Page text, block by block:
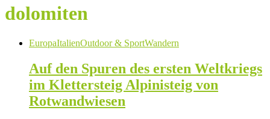
dolomiten
EuropaItalienOutdoor & SportWandern
Auf den Spuren des ersten Weltkriegs
im Klettersteig Alpinisteig von
Rotwandwiesen